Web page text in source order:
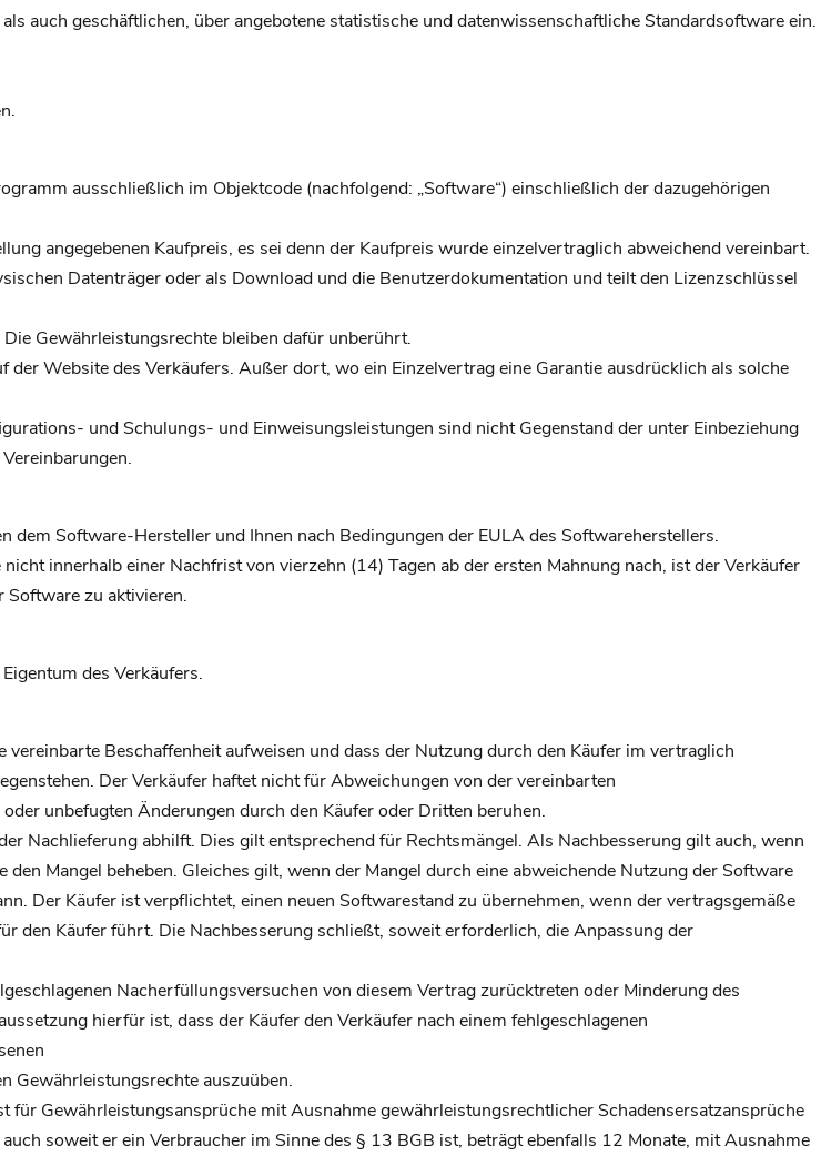
als auch geschäftlichen, über angebotene statistische und datenwissenschaftliche Standardsoftware ein.
ausschließlich im Objektcode (nachfolgend: „Software“) einschließlich der dazugehörigen
angegebenen Kaufpreis, es sei denn der Kaufpreis wurde einzelvertraglich abweichend vereinbart.
Datenträger oder als Download und die Benutzerdokumentation und teilt den Lizenzschlüssel
Gewährleistungsrechte bleiben dafür unberührt.
Website des Verkäufers. Außer dort, wo ein Einzelvertrag eine Garantie ausdrücklich als solche
und Schulungs- und Einweisungsleistungen sind nicht Gegenstand der unter Einbeziehung
Software-Hersteller und Ihnen nach Bedingungen der EULA des Softwareherstellers.
innerhalb einer Nachfrist von vierzehn (14) Tagen ab der ersten Mahnung nach, ist der Verkäufer
Software zu aktivieren.
des Verkäufers.
Beschaffenheit aufweisen und dass der Nutzung durch den Käufer im vertraglich
Der Verkäufer haftet nicht für Abweichungen von der vereinbarten
unbefugten Änderungen durch den Käufer oder Dritten beruhen.
Nachlieferung abhilft. Dies gilt entsprechend für Rechtsmängel. Als Nachbesserung gilt auch, wenn
Mangel beheben. Gleiches gilt, wenn der Mangel durch eine abweichende Nutzung der Software
Der Käufer ist verpflichtet, einen neuen Softwarestand zu übernehmen, wenn der vertragsgemäße
den Käufer führt. Die Nachbesserung schließt, soweit erforderlich, die Anpassung der
Nacherfüllungsversuchen von diesem Vertrag zurücktreten oder Minderung des
hierfür ist, dass der Käufer den Verkäufer nach einem fehlgeschlagenen
Gewährleistungsrechte auszuüben.
Gewährleistungsansprüche mit Ausnahme gewährleistungsrechtlicher Schadensersatzansprüche
soweit er ein Verbraucher im Sinne des § 13 BGB ist, beträgt ebenfalls 12 Monate, mit Ausnahme